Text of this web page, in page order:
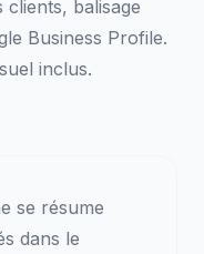
balisage
Business Profile.
inclus.
se résume
dans le